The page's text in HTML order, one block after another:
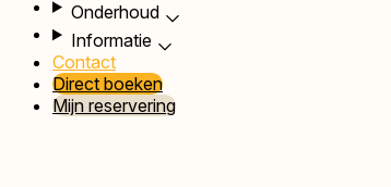
Onderhoud
Informatie
Contact
Direct boeken
Mijn reservering